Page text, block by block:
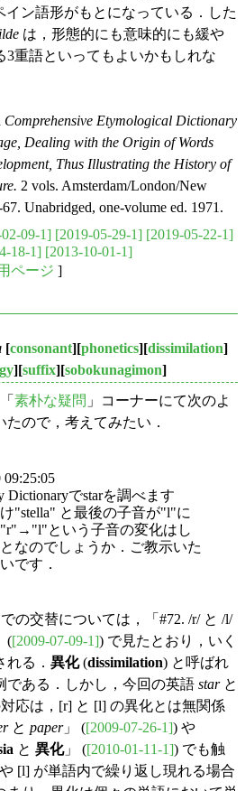
イン語形がもとになっている．した
は，形態的にも意味的にも緩や
3重語といってもよいかもしれな
Comprehensive Etymological Dictionary
Dealing with the Origin of Words
Thus Illustrating the History of
2 vols. Amsterdam/London/New
Unabridged, one-volume ed. 1971.
09-1] [2019-05-29-1] [2019-05-22-1]
18-1] [2013-10-01-1]
ページ ]
[consonant][phonetics][dissimilation]
][suffix][sobokunagimon]
素朴な疑問 」コーナーにて次のよ
たので，考えてみたい．
09:25:05
Dictionaryでstarを調べます
"stella" と最後の子音が"l"に
という子音の変化はし
なのでしょうか．ご教示いた
です．
の交替については，「#72. /r/ と /l/
([2009-07-09-1]) で見たとおり，いく
る． 異化(dissimilation) と呼ばれ
である．しかし，今回の英語 starと
応は，[r] と [l] の異化とは無関係
と paper」 ([2009-07-26-1]) や
と 異化」 ([2010-01-11-1]) でも触
[l] が単語内で繰り返し現れる場合